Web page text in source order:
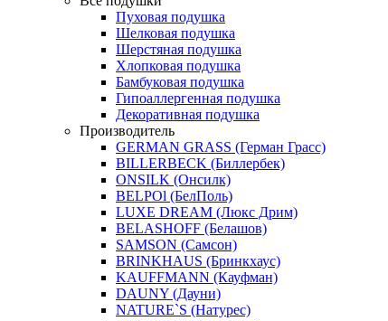
Пуховая подушка
Шелковая подушка
Шерстяная подушка
Хлопковая подушка
Бамбуковая подушка
Гипоаллергенная подушка
Декоративная подушка
Производитель
GERMAN GRASS (Герман Грасс)
BILLERBECK (Биллербек)
ONSILK (Онсилк)
BELPOl (БелПоль)
LUXE DREAM (Люкс Дрим)
BELASHOFF (Белашов)
SAMSON (Самсон)
BRINKHAUS (Бринкхаус)
KAUFFMANN (Кауфман)
DAUNY (Дауни)
NATURE`S (Натурес)